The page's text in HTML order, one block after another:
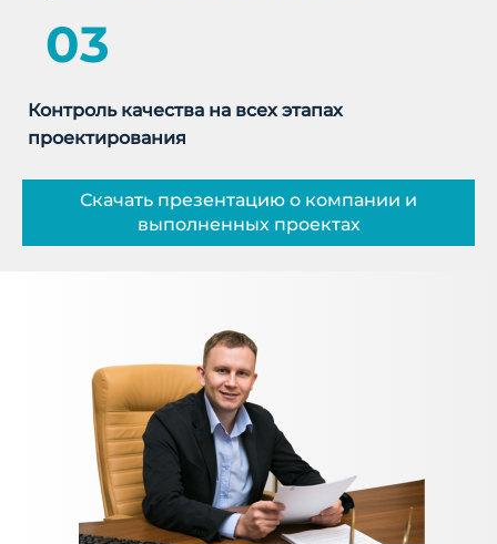
03
Контроль качества на всех этапах
проектирования
Скачать презентацию о компании и
выполненных проектах